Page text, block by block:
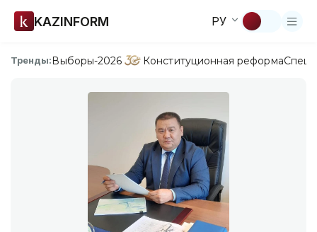
KAZINFORM РУ
Тренды:Выборы-2026 Конституционная реформа